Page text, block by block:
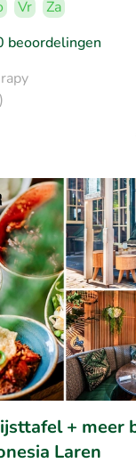
Vr
Za
beoordelingen
+ meer
Laren